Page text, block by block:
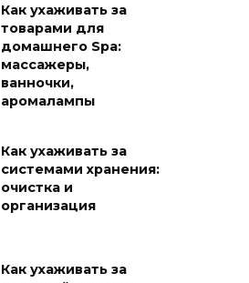
Как ухаживать за
товарами для
домашнего Spa:
массажеры,
ванночки,
аромалампы
Как ухаживать за
системами хранения:
очистка и
организация
Как ухаживать за